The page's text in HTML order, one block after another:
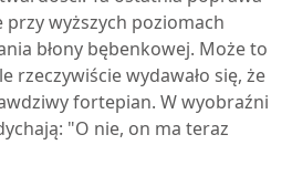
przy wyższych poziomach
błony bębenkowej. Może to
rzeczywiście wydawało się, że
fortepian. W wyobraźni
"O nie, on ma teraz